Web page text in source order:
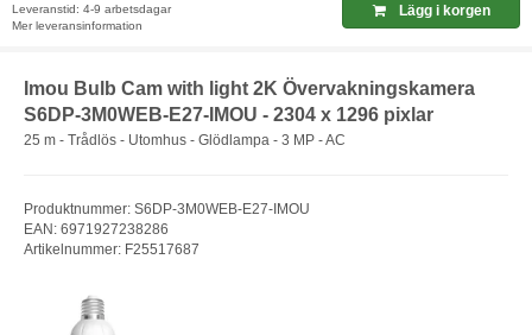
Leveranstid: 4-9 arbetsdagar
Mer leveransinformation
Lägg i korgen
Imou Bulb Cam with light 2K Övervakningskamera
S6DP-3M0WEB-E27-IMOU - 2304 x 1296 pixlar
25 m - Trådlös - Utomhus - Glödlampa - 3 MP - AC
Produktnummer: S6DP-3M0WEB-E27-IMOU
EAN: 6971927238286
Artikelnummer: F25517687